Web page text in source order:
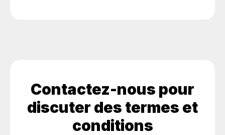
Contactez-nous pour
discuter des termes et
conditions